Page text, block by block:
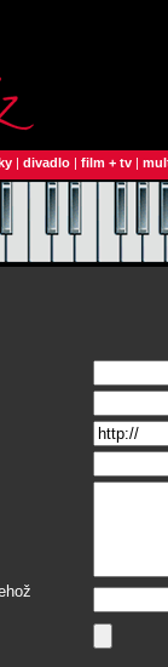
| divadlo | film + tv |